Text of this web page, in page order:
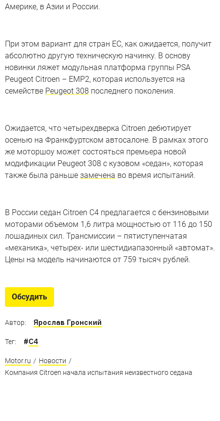
Америке, в Азии и России.
При этом вариант для стран ЕС, как ожидается, получит
абсолютно другую техническую начинку. В основу
новинки ляжет модульная платформа группы PSA
Peugeot Citroen – EMP2, которая используется на
семействе Peugeot 308 последнего поколения.
Ожидается, что четырехдверка Citroen дебютирует
осенью на Франкфуртском автосалоне. В рамках этого
же моторшоу может состояться премьера новой
модификации Peugeot 308 с кузовом «седан», которая
также была раньше замечена во время испытаний.
В России седан Citroen C4 предлагается с бензиновыми
моторами объемом 1,6 литра мощностью от 116 до 150
лошадиных сил. Трансмиссии – пятиступенчатая
«механика», четырех- или шестидиапазонный «автомат».
Цены на модель начинаются от 759 тысяч рублей.
Обсудить
Автор: Ярослав Гронский
Тег: #C4
Motor.ru / Новости /
Компания Citroen начала испытания неизвестного седана